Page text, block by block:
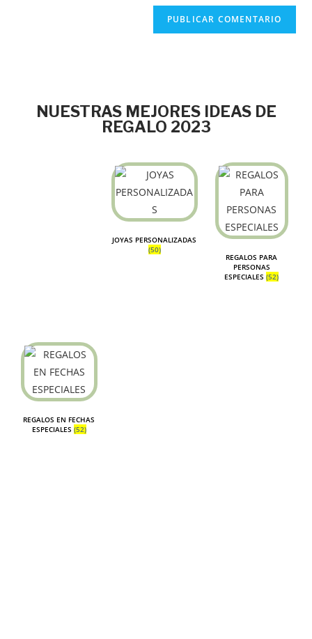
NUESTRAS MEJORES IDEAS DE
REGALO 2023
JOYAS PERSONALIZADAS
(50)
REGALOS PARA
PERSONAS
ESPECIALES(52)
REGALOS EN FECHAS
ESPECIALES (52)